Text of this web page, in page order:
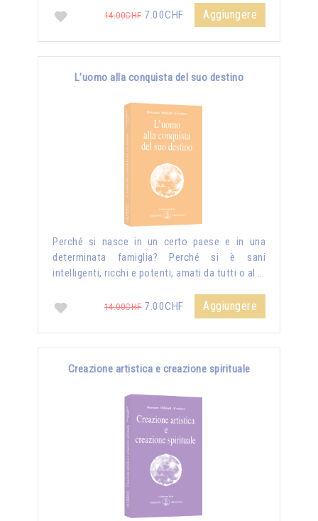
14.00CHF7.00CHF Aggiungere
L’uomo alla conquista del suo destino
Perché si nasce in un certo paese e in una
determinata famiglia? Perché si è sani
intelligenti, ricchi e potenti, amati da tutti o al …
14.00CHF7.00CHF Aggiungere
Creazione artistica e creazione spirituale